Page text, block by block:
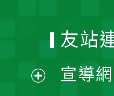
友站
宣導